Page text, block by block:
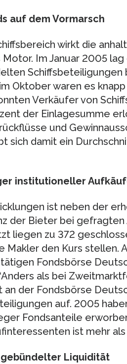
auf dem Vormarsch
wirkt die
Im Januar 2005 lag
Schiffsbeteiligungen
Oktober waren es
Verkäufer von
der Einlagesumme
und
sich damit ein
institutioneller
ist neben der
der Bieter bei
liegen zu 372
Makler den Kurs stellen.
Fondsbörse
als bei
der Fondsbörse
auf. 2005
Fondsanteile
ist mehr als
Liquidität